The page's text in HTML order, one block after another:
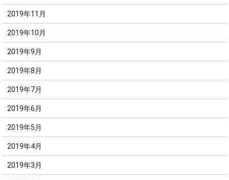
2019年11月
2019年10月
2019年9月
2019年8月
2019年7月
2019年6月
2019年5月
2019年4月
2019年3月